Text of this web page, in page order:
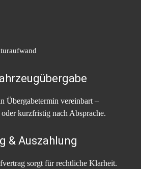
Übergabetermin vereinbart –
kurzfristig nach Absprache.
& Auszahlung
sorgt für rechtliche Klarheit.